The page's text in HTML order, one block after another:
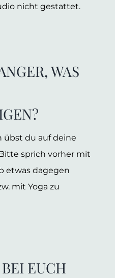
nicht gestattet.
WAS
übst du auf deine
sprich vorher mit
etwas dagegen
mit Yoga zu
EUCH